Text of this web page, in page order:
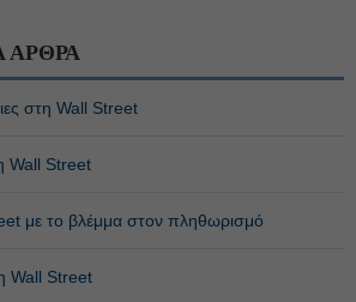
στη Wall Street
Wall Street
με το βλέμμα στον πληθωρισμό
Wall Street